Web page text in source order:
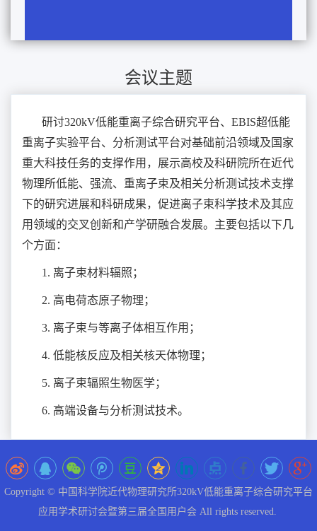
会议主题
研讨320kV低能重离子综合研究平台、EBIS超低能
重离子实验平台、分析测试平台对基础前沿领域及国家
重大科技任务的支撑作用，展示高校及科研院所在近代
物理所低能、强流、重离子束及相关分析测试技术支撑
下的研究进展和科研成果，促进离子束科学技术及其应
用领域的交叉创新和产学研融合发展。主要包括以下几
个方面：
1. 离子束材料辐照；
2. 高电荷态原子物理；
3. 离子束与等离子体相互作用；
4. 低能核反应及相关核天体物理；
5. 离子束辐照生物医学；
6. 高端设备与分析测试技术。
Copyright © 中国科学院近代物理研究所320kV低能重离子综合研究平台
应用学术研讨会暨第三届全国用户会 All rights reserved.